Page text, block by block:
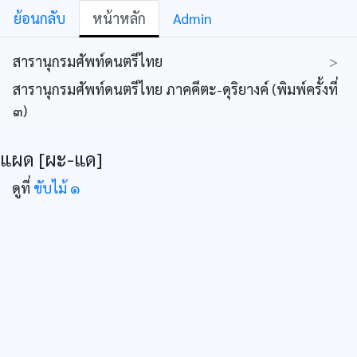
ย้อนกลับ หน้าหลัก Admin
สารานุกรมศัพท์ดนตรีไทย
>
สารานุกรมศัพท์ดนตรีไทย ภาคคีตะ-ดุริยางค์ (พิมพ์ครั้งที่
๓)
แผด [ผะ-แด]
ดูที่ ขับไม้ ๑